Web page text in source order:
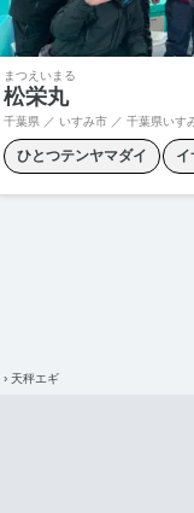
まつえいまる
松栄丸
千葉県 ／ いすみ市 ／ 千葉県いすみ
ひとつテンヤマダイ イ
クロムツ釣り シマアジ
› 天秤エギ